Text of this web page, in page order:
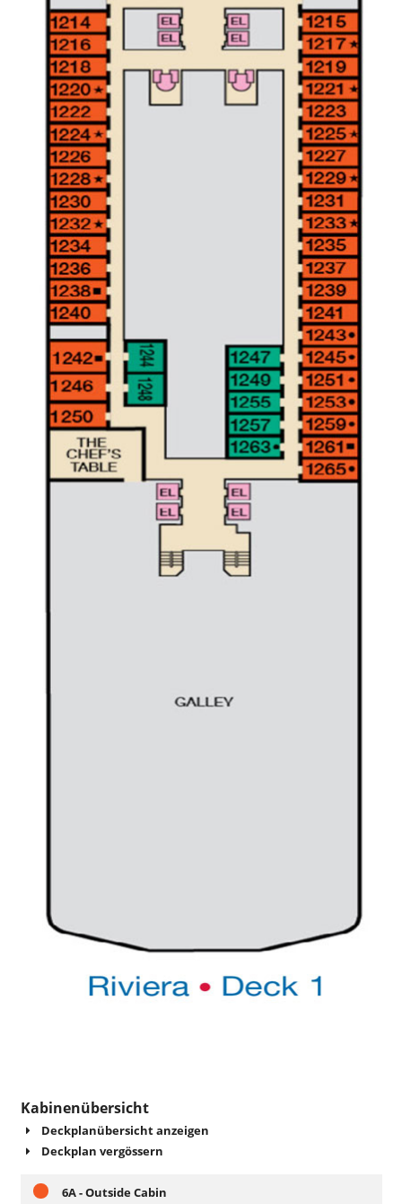
Kabinenübersicht
Deckplanübersicht anzeigen
Deckplan vergössern
6A - Outside Cabin